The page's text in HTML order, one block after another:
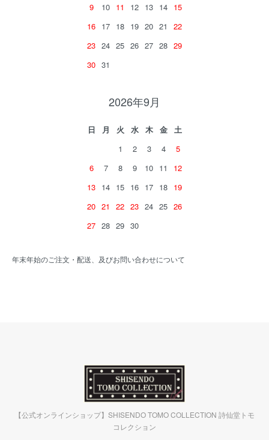
9
10 11 12 13 14 15
16 17 18 19 20 21
22
23 24 25 26 27 28 29
30 31
2026年9月
日 月 火 水 木 金
土
1
2 3 4
5
6
7 8 9 10 11
12
13 14 15 16 17 18 19
20 21 22 23 24 25 26
27 28 29 30
年末年始のご注文・配送、及びお問い合わせについて
【公式オンラインショップ】SHISENDO TOMO COLLECTION 詩仙堂トモ
コレクション